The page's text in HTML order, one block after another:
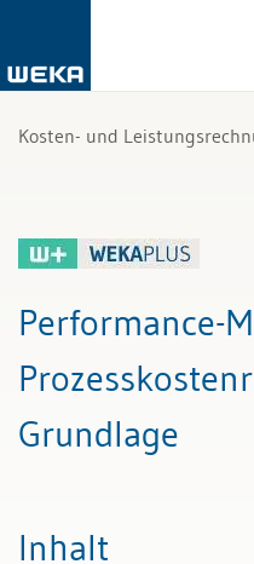
Kosten- und
Performance-
Grundlage
Inhalt